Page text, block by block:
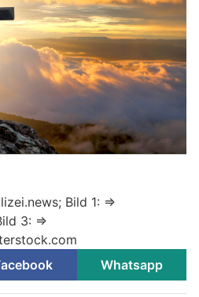
Bild 1: =>
3: =>
Whatsapp